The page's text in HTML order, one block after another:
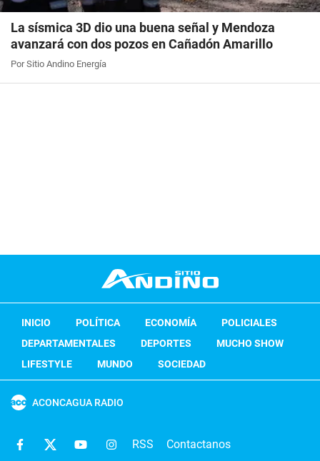
La sísmica 3D dio una buena señal y Mendoza
avanzará con dos pozos en Cañadón Amarillo
Por Sitio Andino Energía
INICIO POLÍTICA ECONOMÍA
POLICIALES
DEPARTAMENTALES
DEPORTES
MUCHO SHOW
LIFESTYLE
MUNDO SOCIEDAD
ACONCAGUA RADIO
RSS Contactanos